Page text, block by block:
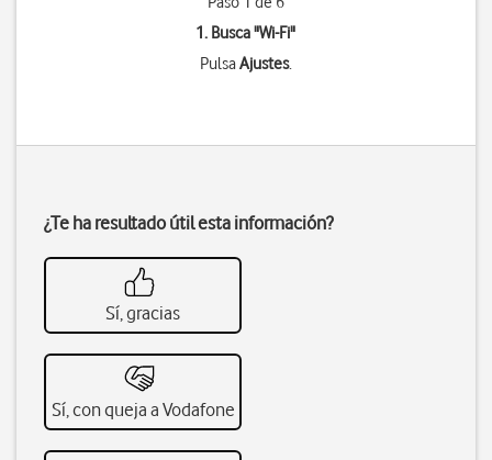
1. Busca "Wi-Fi"
PulsaAjustes.
¿Te ha resultado útil esta información?
Sí, gracias
Sí, con queja a Vodafone